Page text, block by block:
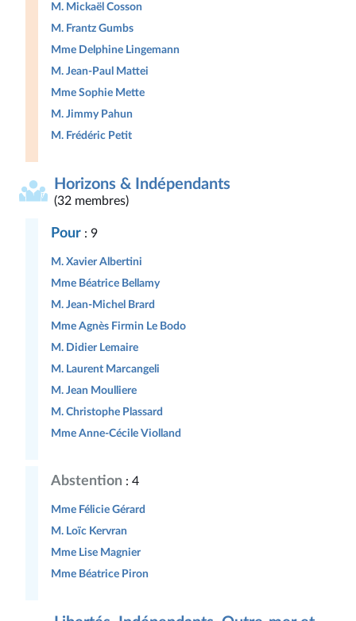
M. Mickaël Cosson
M. Frantz Gumbs
Mme Delphine Lingemann
M. Jean-Paul Mattei
Mme Sophie Mette
M. Jimmy Pahun
M. Frédéric Petit
Horizons & Indépendants
(32 membres)
Pour : 9
M. Xavier Albertini
Mme Béatrice Bellamy
M. Jean-Michel Brard
Mme Agnès Firmin Le Bodo
M. Didier Lemaire
M. Laurent Marcangeli
M. Jean Moulliere
M. Christophe Plassard
Mme Anne-Cécile Violland
Abstention : 4
Mme Félicie Gérard
M. Loïc Kervran
Mme Lise Magnier
Mme Béatrice Piron